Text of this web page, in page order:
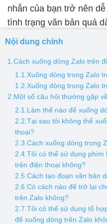
Thay pin
Pin iPhone Pin
Pin Realme
Thay vỏ
Vỏ iPhone Vỏ
Vỏ Huawei Vỏ
nhắn của bạn trở nên
tình trạng văn bản quá
Nội dung chính
1.Cách xuống dòng Zalo trên
1.1.Xuống dòng trong Zalo
1.2.Xuống dòng trong Zalo
2.Một số câu hỏi thường gặp
2.1.Làm thế nào để xuống
2.2.Tại sao tôi không thể
thoại?
2.3.Cách xuống dòng trong
2.4.Tôi có thể sử dụng
trên điện thoại không?
2.5.Cách tạo đoạn văn bản
2.6.Có cách nào để trở lại
trên Zalo không?
2.7.Tôi có thể sử dụng tổ
để xuống dòng trên Zalo